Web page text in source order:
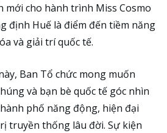
mới cho hành trình Miss Cosmo
định Huế là điểm đến tiềm năng
và giải trí quốc tế.
Ban Tổ chức mong muốn
và bạn bè quốc tế góc nhìn
phố năng động, hiện đại
truyền thống lâu đời. Sự kiện